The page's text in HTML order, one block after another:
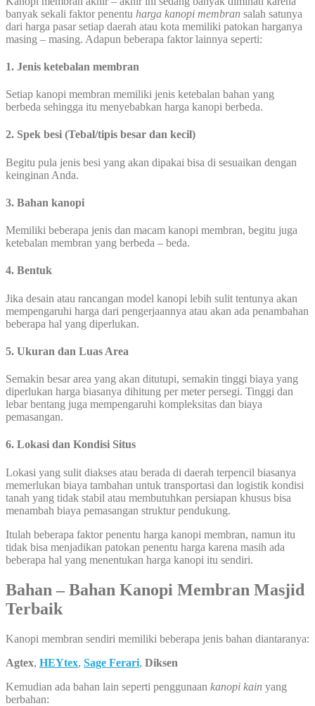
banyak sekali faktor penentu harga kanopi membran salah satunya
dari harga pasar setiap daerah atau kota memiliki patokan harganya
masing – masing. Adapun beberapa faktor lainnya seperti:
1. Jenis ketebalan membran
Setiap kanopi membran memiliki jenis ketebalan bahan yang
berbeda sehingga itu menyebabkan harga kanopi berbeda.
2. Spek besi (Tebal/tipis besar dan kecil)
Begitu pula jenis besi yang akan dipakai bisa di sesuaikan dengan
keinginan Anda.
3. Bahan kanopi
Memiliki beberapa jenis dan macam kanopi membran, begitu juga
ketebalan membran yang berbeda – beda.
4. Bentuk
Jika desain atau rancangan model kanopi lebih sulit tentunya akan
mempengaruhi harga dari pengerjaannya atau akan ada penambahan
beberapa hal yang diperlukan.
5. Ukuran dan Luas Area
Semakin besar area yang akan ditutupi, semakin tinggi biaya yang
diperlukan harga biasanya dihitung per meter persegi. Tinggi dan
lebar bentang juga mempengaruhi kompleksitas dan biaya
pemasangan.
6. Lokasi dan Kondisi Situs
Lokasi yang sulit diakses atau berada di daerah terpencil biasanya
memerlukan biaya tambahan untuk transportasi dan logistik kondisi
tanah yang tidak stabil atau membutuhkan persiapan khusus bisa
menambah biaya pemasangan struktur pendukung.
Itulah beberapa faktor penentu harga kanopi membran, namun itu
tidak bisa menjadikan patokan penentu harga karena masih ada
beberapa hal yang menentukan harga kanopi itu sendiri.
Bahan – Bahan Kanopi Membran Masjid
Terbaik
Kanopi membran sendiri memiliki beberapa jenis bahan diantaranya:
Agtex, HEYtex, Sage Ferari, Diksen
Kemudian ada bahan lain seperti penggunaan kanopi kain yang
berbahan: